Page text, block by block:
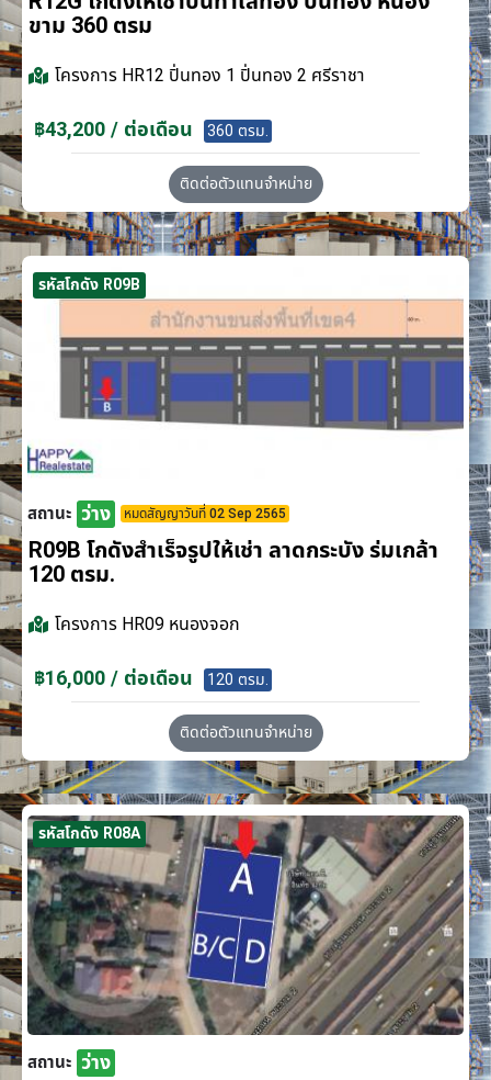
ขาม 360 ตรม
โครงการ HR12 ปิ่นทอง 1 ปิ่นทอง 2 ศรีราชา
฿43,200 / ต่อเดือน 360 ตรม.
ติดต่อตัวแทนจำหน่าย
รหัสโกดัง R09B
สถานะ ว่าง หมดสัญญาวันที่ 02 Sep 2565
R09B โกดังสำเร็จรูปให้เช่า ลาดกระบัง​ ร่มเกล้า
120 ตรม.
โครงการ HR09 หนองจอก
฿16,000 / ต่อเดือน 120 ตรม.
ติดต่อตัวแทนจำหน่าย
รหัสโกดัง R08A
สถานะ ว่าง